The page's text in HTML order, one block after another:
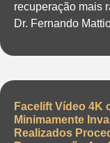
recuperação mais
Dr. Fernando
Facelift Vídeo 4K
Minimamente
Realizados